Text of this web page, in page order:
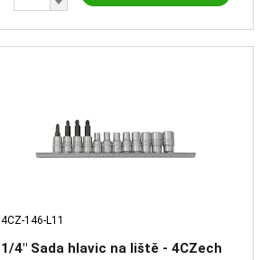
4CZ-146-L11
1/4" Sada hlavic na liště - 4CZech